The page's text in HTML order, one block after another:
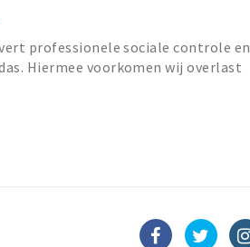
professionele sociale controle en
Hiermee voorkomen wij overlast